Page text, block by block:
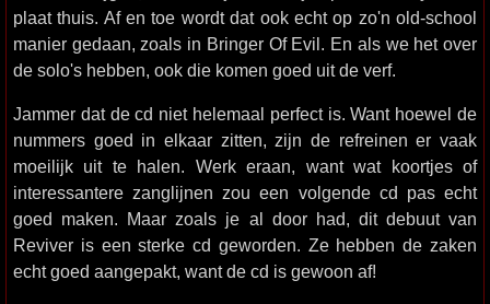
plaat thuis. Af en toe wordt dat ook echt op zo'n old-school
manier gedaan, zoals in Bringer Of Evil. En als we het over
de solo's hebben, ook die komen goed uit de verf.
Jammer dat de cd niet helemaal perfect is. Want hoewel de
nummers goed in elkaar zitten, zijn de refreinen er vaak
moeilijk uit te halen. Werk eraan, want wat koortjes of
interessantere zanglijnen zou een volgende cd pas echt
goed maken. Maar zoals je al door had, dit debuut van
Reviver is een sterke cd geworden. Ze hebben de zaken
echt goed aangepakt, want de cd is gewoon af!